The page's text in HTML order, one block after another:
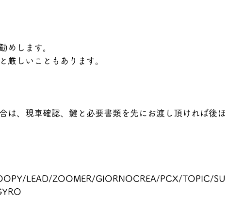
めします。
厳しいこともあります。
は、現車確認、鍵と必要書類を先にお渡し頂ければ後ほ
LEAD/ZOOMER/GIORNOCREA/PCX/TOPIC/SU